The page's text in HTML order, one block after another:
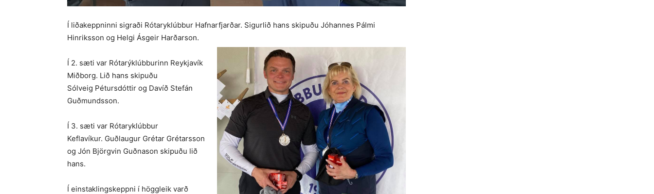
Í liðakeppninni sigraði Rótaryklúbbur Hafnarfjarðar. Sigurlið hans skipuðu Jóhannes Pálmi
Hinriksson og Helgi Ásgeir Harðarson.
Í 2. sæti var Rótarýklúbburinn Reykjavík
Miðborg. Lið hans skipuðu
Sólveig Pétursdóttir og Davíð Stefán
Guðmundsson.
Í 3. sæti var Rótaryklúbbur
Keflavíkur. Guðlaugur Grétar Grétarsson
og Jón Björgvin Guðnason skipuðu lið
hans.
Í einstaklingskeppni í höggleik varð